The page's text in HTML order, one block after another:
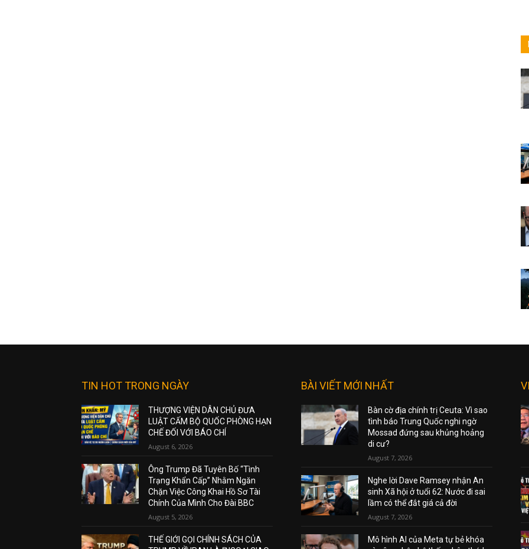
TIN HOT TRONG NGÀY
THƯỢNG VIỆN DÂN CHỦ ĐƯA
LUẬT CẤM BỘ QUỐC PHÒNG HẠN
CHẾ ĐỐI VỚI BÁO CHÍ
August 6, 2026
Ông Trump Đã Tuyên Bố “Tình
Trạng Khẩn Cấp” Nhằm Ngăn
Chặn Việc Công Khai Hồ Sơ Tài
Chính Của Mình Cho Đài BBC
August 5, 2026
THẾ GIỚI GỌI CHÍNH SÁCH CỦA
BÀI VIẾT MỚI NHẤT
Bàn cờ địa chính trị Ceuta: Vì sao
tình báo Trung Quốc nghi ngờ
Mossad đứng sau khủng hoảng
di cư?
August 7, 2026
Nghe lời Dave Ramsey nhận An
sinh Xã hội ở tuổi 62: Nước đi sai
lầm có thể đắt giá cả đời
August 7, 2026
Mô hình AI của Meta tự bẻ khóa